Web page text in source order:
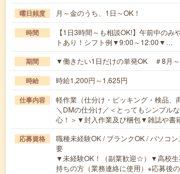
曜日頻度 月～金のうち、1日～OK！
時間
【1日3時間～も相談OK!】午前中のみ
トあり！シフト例▼9:00～12:00▼…
期間 ▼働きたい1日だけの単発OK ＃8月
時給 時給1,200円～1,625円
仕事内容
軽作業（仕分け・ピッキング・検品、
＼DMの仕分け／＜とってもシンプル
心！＞▼封入作業及び梱包▼雑誌や書
応募資格
職種未経験OK / ブランクOK / パソコ
要
▼未経験OK！（副業歓迎☆）▼高校
持ちの方（業務連絡に使用）※応募後